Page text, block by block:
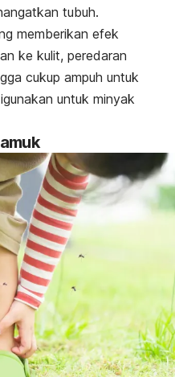
tubuh.
memberikan efek
ke kulit, peredaran
cukup ampuh untuk
untuk minyak